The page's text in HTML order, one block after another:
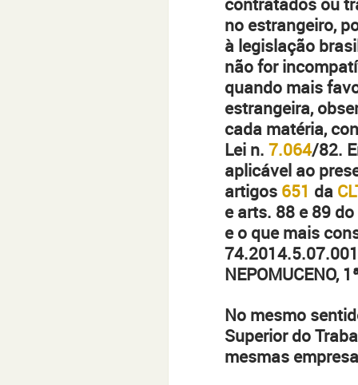
no estrangeiro,
à legislação
não for
quando mais
estrangeira,
cada matéria,
Lei n. 7.064/82.
aplicável ao
artigos 651 da
e arts. 88 e 89
e o que mais
NEPOMUCENO,
No mesmo
Superior do
mesmas